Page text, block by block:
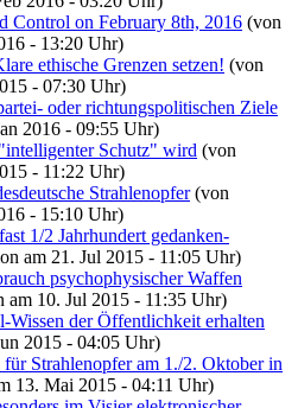
Control on February 8th, 2016 (von
- 13:20 Uhr)
ethische Grenzen setzen! (von
- 07:30 Uhr)
oder richtungspolitischen Ziele
2016 - 09:55 Uhr)
Schutz" wird (von
- 11:22 Uhr)
Strahlenopfer(von
- 15:10 Uhr)
1/2 Jahrhundert gedanken-
am 21. Jul 2015 - 11:05 Uhr)
psychophysischer Waffen
am 10. Jul 2015 - 11:35 Uhr)
der Öffentlichkeit erhalten
2015 - 04:05 Uhr)
Strahlenopfer am 1./2. Oktober in
13. Mai 2015 - 04:11 Uhr)